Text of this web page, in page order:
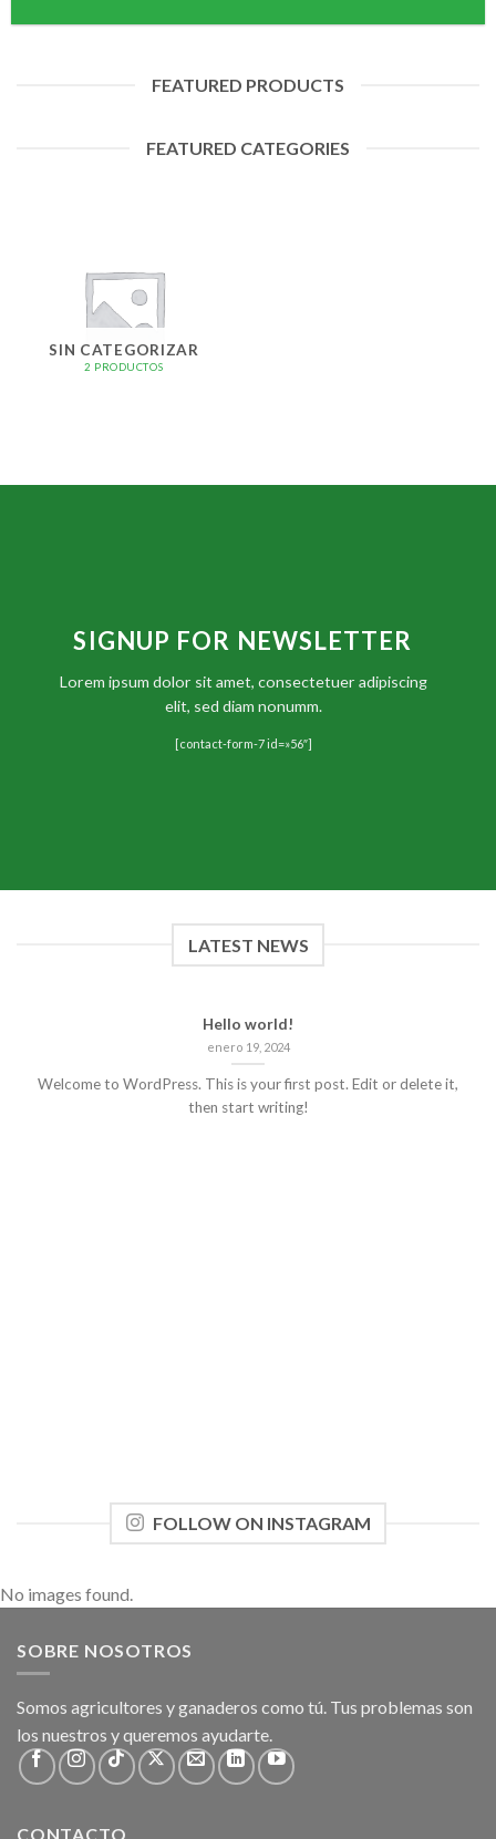
FEATURED PRODUCTS
FEATURED CATEGORIES
SIN CATEGORIZAR
2 PRODUCTOS
SIGNUP FOR NEWSLETTER
Lorem ipsum dolor sit amet, consectetuer adipiscing
elit, sed diam nonumm.
[contact-form-7 id=»56″]
LATEST NEWS
Hello world!
enero 19, 2024
Welcome to WordPress. This is your first post. Edit or delete it,
then start writing!
FOLLOW ON INSTAGRAM
No images found.
SOBRE NOSOTROS
Somos agricultores y ganaderos como tú. Tus problemas son
los nuestros y queremos ayudarte.
CONTACTO